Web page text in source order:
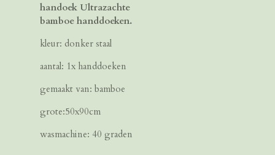
handoek Ultrazachte
bamboe handdoeken.
kleur: donker staal
aantal: 1x handdoeken
gemaakt van: bamboe
grote:50x90cm
wasmachine: 40 graden